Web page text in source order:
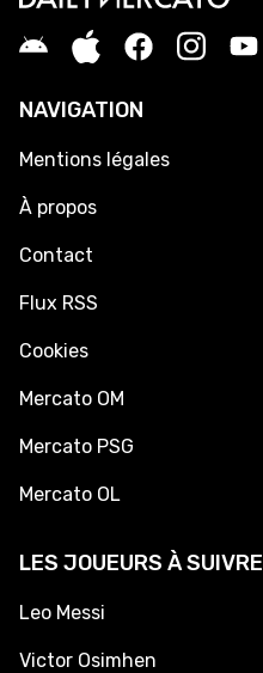
NAVIGATION
Mentions légales
À propos
Contact
Flux RSS
Cookies
Mercato OM
Mercato PSG
Mercato OL
LES JOUEURS À SUIVRE
Leo Messi
Victor Osimhen